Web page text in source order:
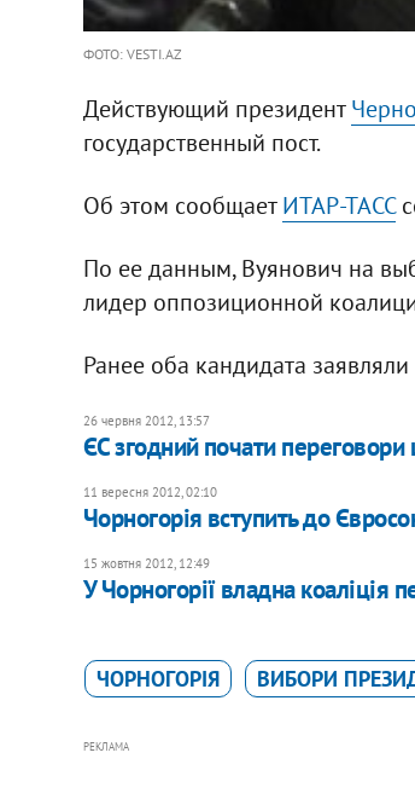
ФОТО: VESTI.AZ
Действующий президент
государственный пост.
Об этом сообщаетИТАР-ТАСС
По ее данным, Вуянович на
лидер оппозиционной
Ранее оба кандидата
26 червня 2012, 13:57
ЄС згодний почати
11 вересня 2012, 02:10
Чорногорія вступить до
15 жовтня 2012, 12:49
У Чорногорії владна коаліція
ЧОРНОГОРІЯ ВИБОРИ
РЕКЛАМА